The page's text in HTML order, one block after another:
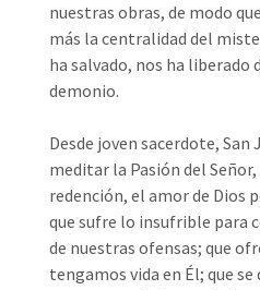
nuestras obras, de modo
más la centralidad del
ha salvado, nos ha liberado
demonio.
Desde joven sacerdote,
meditar la Pasión del
redención, el amor de Dios
que sufre lo insufrible para
de nuestras ofensas; que
tengamos vida en Él; que